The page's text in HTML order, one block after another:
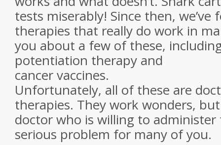
tests miserably! Since then, we’ve
therapies that really do work in
you about a few of these,
potentiation therapy and
cancer vaccines.
Unfortunately, all of these are
therapies. They work wonders,
doctor who is willing to administer
serious problem for many of you.